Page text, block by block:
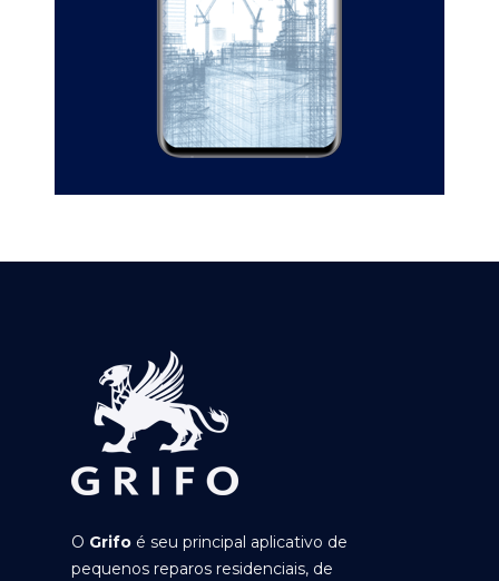
O Grifo é seu principal aplicativo de
pequenos reparos residenciais, de